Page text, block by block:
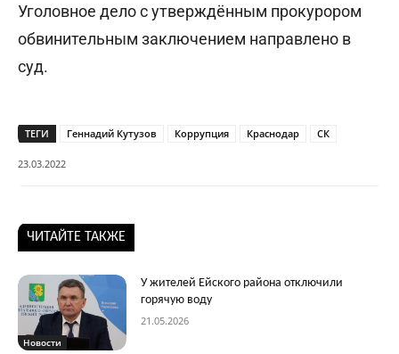
Уголовное дело с утверждённым прокурором
обвинительным заключением направлено в
суд.
ТЕГИ Геннадий Кутузов Коррупция Краснодар СК
23.03.2022
ЧИТАЙТЕ ТАКЖЕ
Новости
У жителей Ейского района отключили
горячую воду
21.05.2026